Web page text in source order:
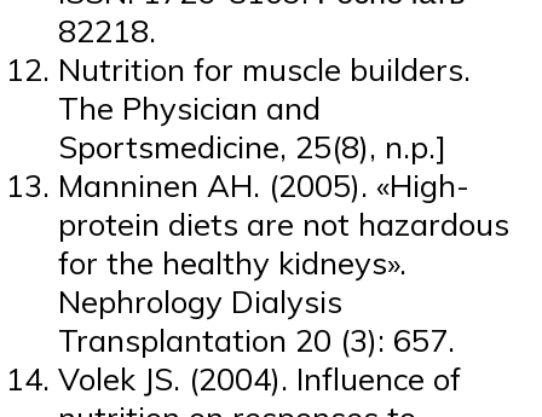
82218.
Nutrition for muscle builders.
The Physician and
Sportsmedicine, 25(8), n.p.]
Manninen AH. (2005). «High-
protein diets are not hazardous
for the healthy kidneys».
Nephrology Dialysis
Transplantation 20 (3): 657.
Volek JS. (2004). Influence of